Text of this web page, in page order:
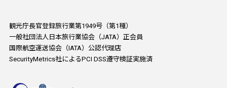
観光庁長官登録旅行業第1949号（第1種）
一般社団法人日本旅行業協会（JATA）正会員
国際航空運送協会（IATA）公認代理店
SecurityMetrics社によるPCI DSS遵守検証実施済